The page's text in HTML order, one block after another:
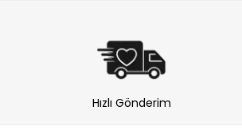
Hızlı Gönderim